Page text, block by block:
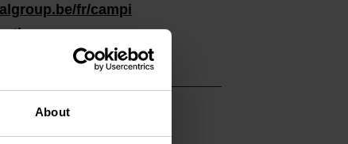
About
fr/campi